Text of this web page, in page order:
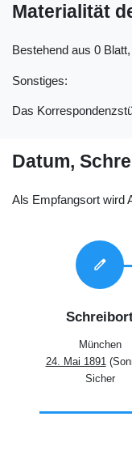
Materialität
Bestehend aus 0
Sonstiges:
Das
Datum,
Als Empfangsort wird
edit
München
24. Mai 1891
Sicher